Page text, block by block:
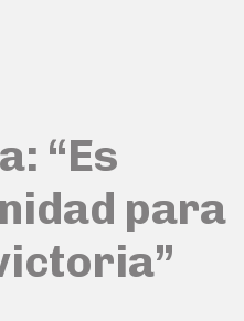
“Es
para